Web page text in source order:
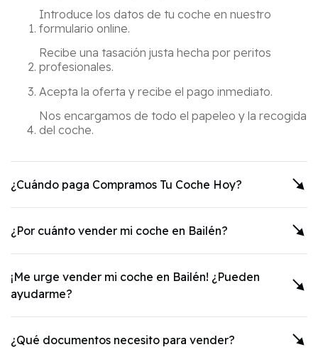
Introduce los datos de tu coche en nuestro
formulario online.
Recibe una tasación justa hecha por peritos
profesionales.
Acepta la oferta y recibe el pago inmediato.
Nos encargamos de todo el papeleo y la recogida
del coche.
¿Cuándo paga Compramos Tu Coche Hoy?
¿Por cuánto vender mi coche en Bailén?
¡Me urge vender mi coche en Bailén! ¿Pueden
ayudarme?
¿Qué documentos necesito para vender?